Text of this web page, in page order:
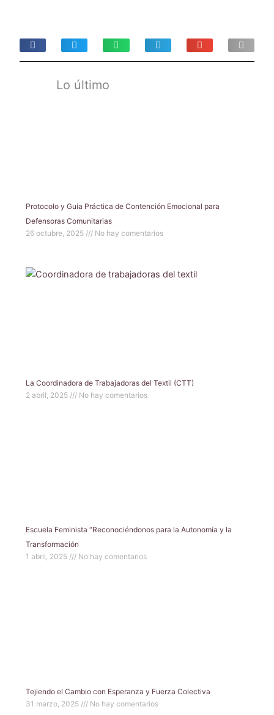
Lo último
Protocolo y Guía Práctica de Contención Emocional para
Defensoras Comunitarias
26 octubre, 2025
No hay comentarios
La Coordinadora de Trabajadoras del Textil (CTT)
2 abril, 2025
No hay comentarios
Escuela Feminista “Reconociéndonos para la Autonomía y la
Transformación
1 abril, 2025
No hay comentarios
Tejiendo el Cambio con Esperanza y Fuerza Colectiva
31 marzo, 2025
No hay comentarios